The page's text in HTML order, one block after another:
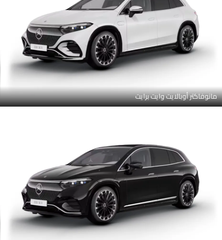
مانوفاكتر أوبالايت وايت برايت